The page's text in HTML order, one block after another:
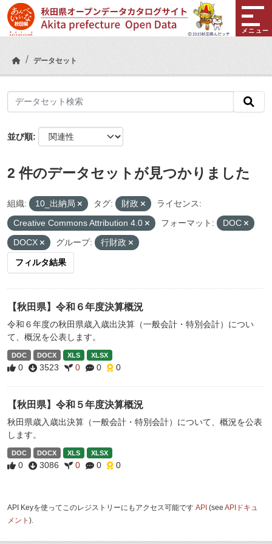
Skip to main content
メニュー
データセット
並び順
2 件のデータセットが見つかりました
組織: 10_出納局 タグ: 財政
ライセンス:
Creative Commons Attribution 4.0
フォーマット:
DOC
DOCX
グループ: 行財政
フィルタ結果
【秋田県】令和６年度決算概況
令和６年度の秋田県歳入歳出決算（一般会計・特別会計）につい
て、概況を公表します。
DOC DOCX XLS XLSX
0 3523 0 0 0
【秋田県】令和５年度決算概況
秋田県歳入歳出決算（一般会計・特別会計）について、概況を公表
します。
DOC DOCX XLS XLSX
0 3086 0 0 0
API Keyを使ってこのレジストリーにもアクセス可能です API (see APIドキュ
メント ).